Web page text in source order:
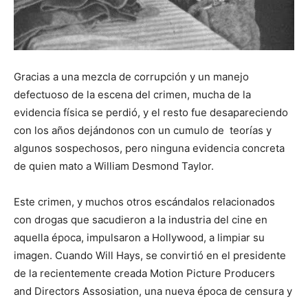
Gracias a una mezcla de corrupción y un manejo
defectuoso de la escena del crimen, mucha de la
evidencia física se perdió, y el resto fue desapareciendo
con los años dejándonos con un cumulo de teorías y
algunos sospechosos, pero ninguna evidencia concreta
de quien mato a William Desmond Taylor.
Este crimen, y muchos otros escándalos relacionados
con drogas que sacudieron a la industria del cine en
aquella época, impulsaron a Hollywood, a limpiar su
imagen. Cuando Will Hays, se convirtió en el presidente
de la recientemente creada Motion Picture Producers
and Directors Assosiation, una nueva época de censura y